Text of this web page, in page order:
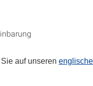
auf unseren